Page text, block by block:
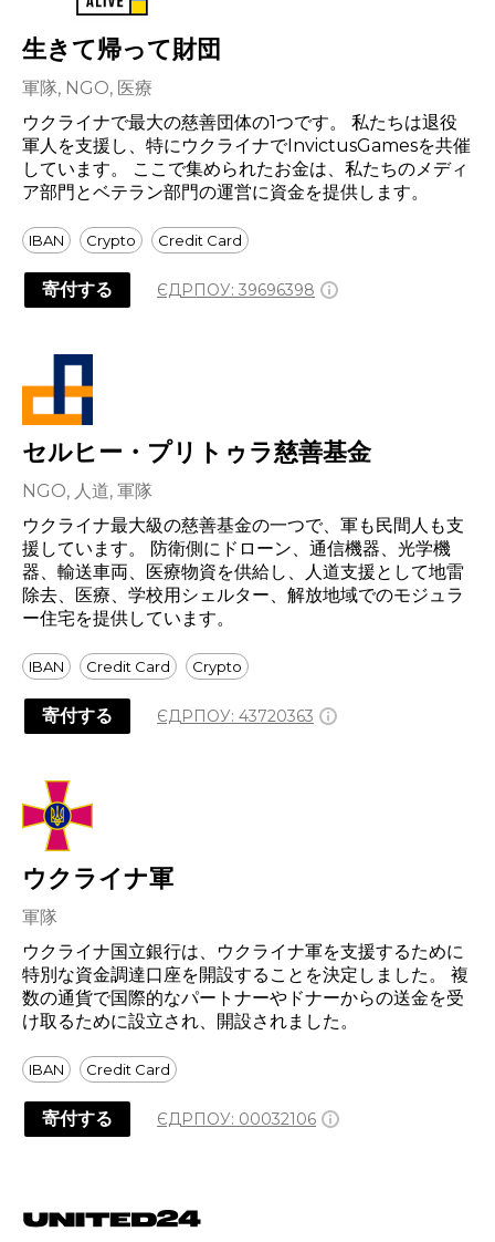
生きて帰って財団
軍隊, NGO, 医療
ウクライナで最大の慈善団体の1つです。 私たちは退役
軍人を支援し、特にウクライナでInvictusGamesを共催
しています。 ここで集められたお金は、私たちのメディ
ア部門とベテラン部門の運営に資金を提供します。
IBAN Crypto Credit Card
寄付する ЄДРПОУ: 39696398
セルヒー・プリトゥラ慈善基金
NGO, 人道, 軍隊
ウクライナ最大級の慈善基金の一つで、軍も民間人も支
援しています。 防衛側にドローン、通信機器、光学機
器、輸送車両、医療物資を供給し、人道支援として地雷
除去、医療、学校用シェルター、解放地域でのモジュラ
ー住宅を提供しています。
IBAN Credit Card Crypto
寄付する ЄДРПОУ: 43720363
ウクライナ軍
軍隊
ウクライナ国立銀行は、ウクライナ軍を支援するために
特別な資金調達口座を開設することを決定しました。 複
数の通貨で国際的なパートナーやドナーからの送金を受
け取るために設立され、開設されました。
IBAN Credit Card
寄付する ЄДРПОУ: 00032106